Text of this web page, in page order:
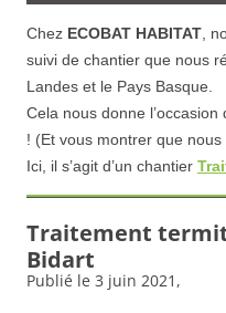
Chez ECOBAT HABITAT ,
suivi de chantier que nous
Landes et le Pays Basque.
Cela nous donne
! (Et vous montrer que nous
Ici, il s’agit d’un chantier
Traitement
Bidart
Publié le 3 juin 2021 ,